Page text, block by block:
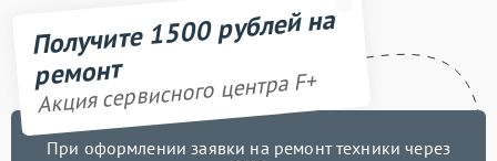
Получите 1500 рублей на
ремонт
Акция сервисного центра F+
При оформлении заявки на ремонт техники через